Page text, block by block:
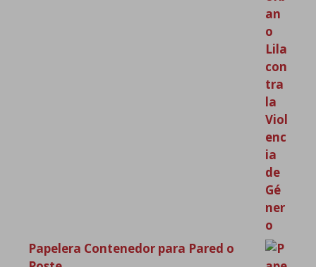
Papelera Contenedor para Pared o